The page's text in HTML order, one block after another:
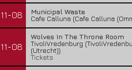
11-08
Municipal Waste
Cafe Calluna (Cafe Calluna
11-08
Wolves In The Throne Room
TivoliVredenburg
(Utrecht))
Tickets